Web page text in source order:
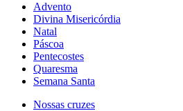
Advento
Divina Misericórdia
Natal
Páscoa
Pentecostes
Quaresma
Semana Santa
Nossas cruzes